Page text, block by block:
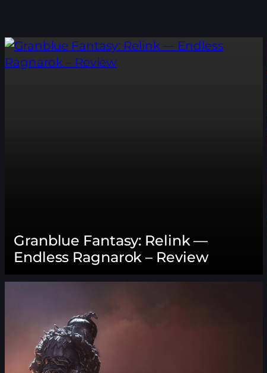
Granblue Fantasy: Relink —
Endless Ragnarok – Review